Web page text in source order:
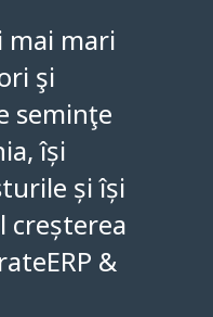
mai mari
şi
seminţe
își
și își
creșterea
&